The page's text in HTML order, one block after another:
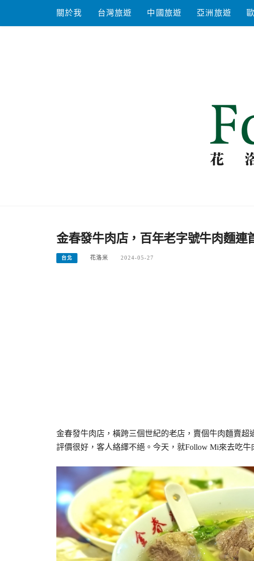
content
關於我 台灣旅遊 中國旅遊 亞洲旅遊
金春發牛肉店，百年老字號牛肉麵連
台北 花洛米 2024-05-27
金春發牛肉店，橫跨三個世紀的老店，賣個牛肉麵賣
評價很好，客人絡繹不絕。今天，就Follow Mi來去吃牛